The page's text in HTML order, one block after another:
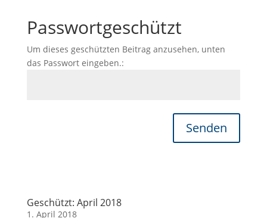
Passwortgeschützt
Um dieses geschützten Beitrag anzusehen, unten
das Passwort eingeben.:
Senden
Geschützt: April 2018
1. April 2018